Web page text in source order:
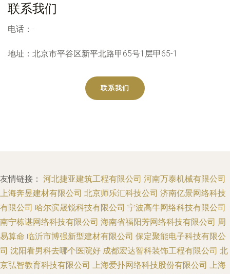
联系我们
电话：-
地址：北京市平谷区新平北路甲65号1层甲65-1
联系我们
友情链接： 河北捷亚建筑工程有限公司 河南万泰机械有限公司
上海奔昱建材有限公司 北京师乐汇科技公司 济南亿景网络科技
有限公司 哈尔滨晟锐科技有限公司 宁波高牛网络科技有限公司
南宁栋谌网络科技有限公司 海南省福阳芳网络科技有限公司 周
易算命 临沂市博强新型建材有限公司 保定聚能电子科技有限公
司 沈阳看男科去哪个医院好 成都宏达智科装饰工程有限公司 北
京弘智教育科技有限公司 上海爱扑网络科技股份有限公司 上海